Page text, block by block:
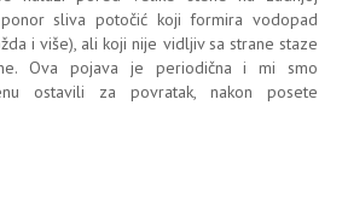
sliva potočić koji formira vodopad
i više), ali koji nije vidljiv sa strane staze
Ova pojava je periodična i mi smo
ostavili za povratak, nakon posete